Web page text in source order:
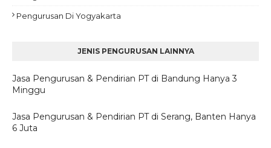
Pengurusan Di Yogyakarta
JENIS PENGURUSAN LAINNYA
Jasa Pengurusan & Pendirian PT di Bandung Hanya 3
Minggu
Jasa Pengurusan & Pendirian PT di Serang, Banten Hanya
6 Juta